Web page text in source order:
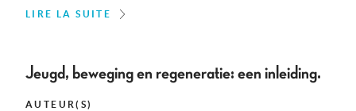
LIRE LA SUITE
Jeugd, beweging en regeneratie: een inleiding.
AUTEUR(S)